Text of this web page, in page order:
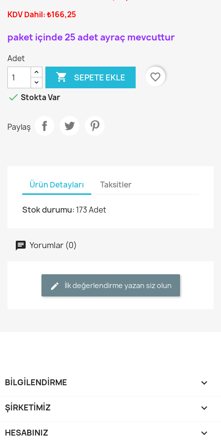
KDV Dahil: ₺166,25
paket içinde 25 adet ayraç mevcuttur
Adet
 SEPETE EKLE
favorite_border
 Stokta Var
Paylaş
Ürün Detayları Taksitler
Stok durumu: 173 Adet
Yorumlar (0)
İlk değerlendirme yazan siz olun
BİLGİLENDİRME 
ŞİRKETİMİZ 
HESABINIZ 